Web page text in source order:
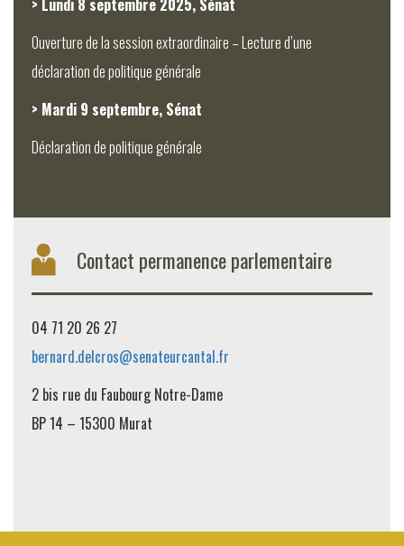
> Lundi 8 septembre 2025, Sénat
Ouverture de la session extraordinaire – Lecture d’une
déclaration de politique générale
> Mardi 9 septembre, Sénat
Déclaration de politique générale
Contact permanence parlementaire
04 71 20 26 27
bernard.delcros@senateurcantal.fr
2 bis rue du Faubourg Notre-Dame
BP 14 – 15300 Murat